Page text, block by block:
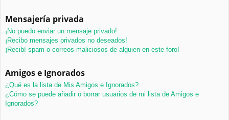
Mensajería privada
¡No puedo enviar un mensaje privado!
¡Recibo mensajes privados no deseados!
¡Recibí spam o correos maliciosos de alguien en este foro!
Amigos e Ignorados
¿Qué es la lista de Mis Amigos e Ignorados?
¿Cómo se puede añadir o borrar usuarios de mi lista de Amigos e
Ignorados?